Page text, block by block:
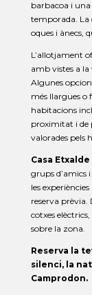
barbacoa i
temporada.
oques i ànecs,
L’allotjament
amb vistes a
Algunes
més llargues o
habitacions
proximitat i de
valorades pels
Casa Etxalde
grups
les
reserva
cotxes
sobre la zona.
Reserva la
silenci, la
Camprodon.